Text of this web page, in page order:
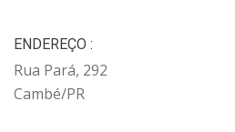
ENDEREÇO :
Rua Pará, 292
Cambé/PR